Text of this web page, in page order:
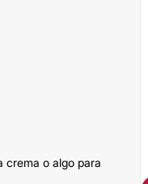
crema o algo para